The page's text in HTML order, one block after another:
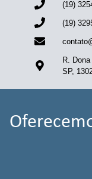
(19)
(19)
R.
SP,